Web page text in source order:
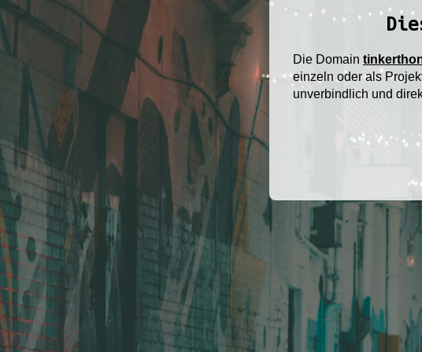
Die Domain
einzeln oder als
unverbindlich und